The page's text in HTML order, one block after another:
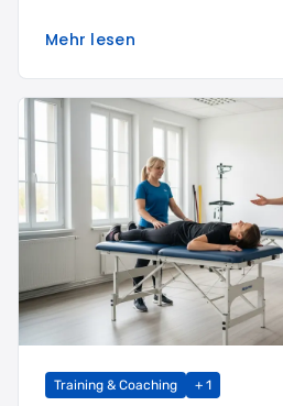
Mehr lesen
Training & Coaching + 1